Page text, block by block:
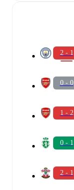
2 - 1
0 - 0
1 - 2
0 - 1
2 - 1